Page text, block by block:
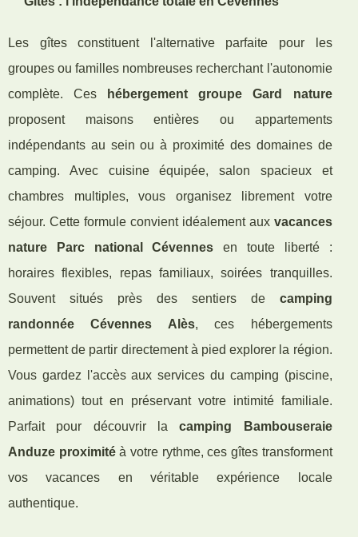
Les gîtes constituent l'alternative parfaite pour les
groupes ou familles nombreuses recherchant l'autonomie
complète. Ces
hébergement groupe Gard nature
proposent maisons entières ou appartements
indépendants au sein ou à proximité des domaines de
camping. Avec cuisine équipée, salon spacieux et
chambres multiples, vous organisez librement votre
séjour. Cette formule convient idéalement aux vacances
nature Parc national Cévennes en toute liberté :
horaires flexibles, repas familiaux, soirées tranquilles.
Souvent situés près des sentiers de camping
randonnée Cévennes Alès, ces hébergements
permettent de partir directement à pied explorer la région.
Vous gardez l'accès aux services du camping (piscine,
animations) tout en préservant votre intimité familiale.
Parfait pour découvrir lacamping Bambouseraie
Anduze proximitéà votre rythme, ces gîtes transforment
vos vacances en véritable expérience locale
authentique.